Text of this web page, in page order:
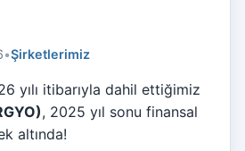
•Şirketlerimiz
yılı itibarıyla dahil ettiğimiz
, 2025 yıl sonu finansal
altında!